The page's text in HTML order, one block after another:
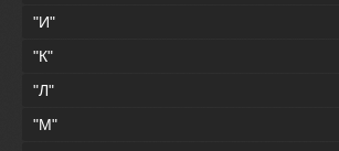
"И"
"К"
"Л"
"М"